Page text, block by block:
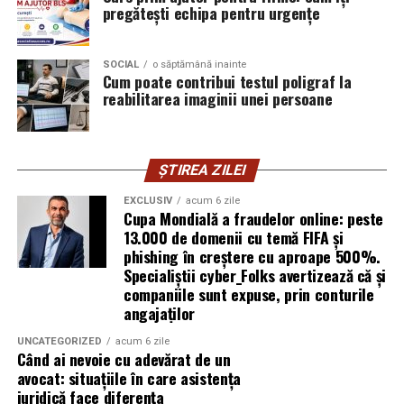
exploatează doar serverele, ci mai ales oamenii. Niciun
furnizor de hosting nu poate opri un utilizator să își
introducă parola pe o pagină clonată. În acel moment,
vigilența utilizatorului rămâne prima linie de apărare”,
explică Horațiu Șimon, Chief Technology Officer
cyber_Folks România.
informările din ultima lună amenințările asociate
turneului, de la fraude online și furtul datelor până la
operațiuni de dezinformare.
Avertismentele publice s-au concentrat în principal
asupra fanilor și infrastructurii orașelor gazdă, însă
specialiștii atrag atenția că firmele pot fi afectate
inclusiv atunci când nu au nicio legătură directă cu
industria sportului, turismului sau vânzarea de bilete.
Atacurile sunt mai eficiente în contextul
pregătești echipa pentru urgențe
SOCIAL o săptămână inainte
Cum poate contribui testul poligraf la
reabilitarea imaginii unei persoane
ȘTIREA ZILEI
EXCLUSIV acum 6 zile
Cupa Mondială a fraudelor online: peste
13.000 de domenii cu temă FIFA și
phishing în creștere cu aproape 500%.
Specialiștii cyber_Folks avertizează că și
companiile sunt expuse, prin conturile
angajaților
UNCATEGORIZED acum 6 zile
Când ai nevoie cu adevărat de un
avocat: situațiile în care asistența
juridică face diferența